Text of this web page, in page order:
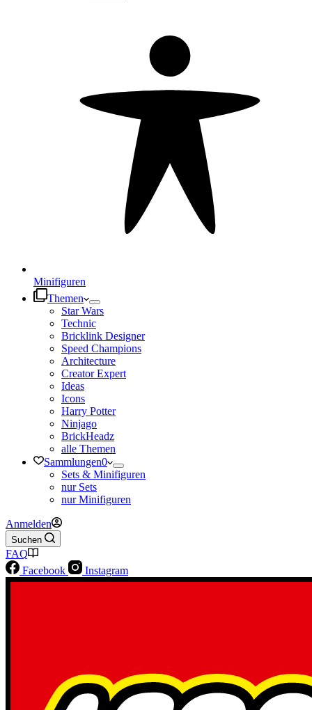
Minifiguren
Themen
Star Wars
Technic
Bricklink Designer
Speed Champions
Architecture
Creator Expert
Ideas
Icons
Harry Potter
Ninjago
BrickHeadz
alle Themen
Sammlungen0
Sets & Minifiguren
nur Sets
nur Minifiguren
Anmelden
Suchen
FAQ
Facebook
Instagram